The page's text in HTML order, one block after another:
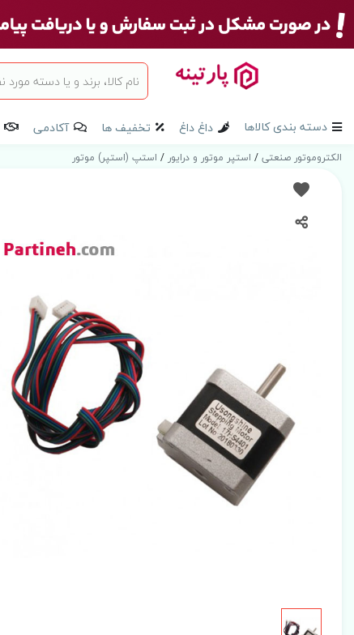
دسته بندی کالاها داغ داغ تخفیف ها آکادمی
الکتروموتور صنعتی/ استپر موتور و درایور / استپ (استپر) موتور